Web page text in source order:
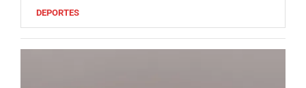
DEPORTES